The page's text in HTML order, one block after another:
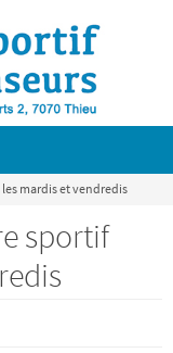
mardis et vendredis
sportif